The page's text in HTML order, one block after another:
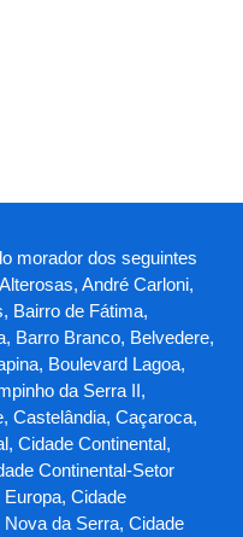
morador dos seguintes
André Carloni,
Bairro de Fátima,
Barro Branco, Belvedere,
Boulevard Lagoa,
da Serra II,
Castelândia, Caçaroca,
Cidade Continental,
Continental-Setor
Cidade
da Serra, Cidade